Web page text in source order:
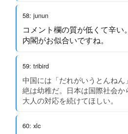
58: junun
コメント欄の質が低くて辛い
内閣がお似合いですね。
59: tribird
中国には「だれがいうとんねん
絶は幼稚だ。日本は国際社会か
大人の対応を続けてほしい。
60: xlc